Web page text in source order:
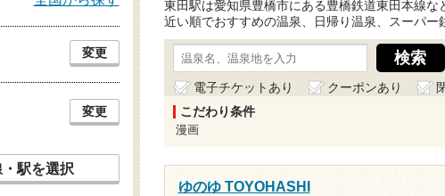
東田駅は愛知県豊橋市にある豊橋鉄道東田本線
近い順でおすすめの温泉、日帰り温泉、スーパー
電子チケットあり クーポンあり
こだわり条件
漫画
ゆのゆ TOYOHASHI
変更
変更
駅を選択